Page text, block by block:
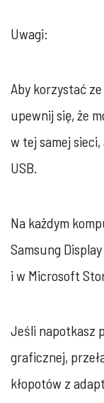
Uwagi:
Aby korzystać
upewnij się, że
w tej samej
USB.
Na każdym
Samsung
i w Microsoft
Jeśli napotkasz
graficznej,
kłopotów z